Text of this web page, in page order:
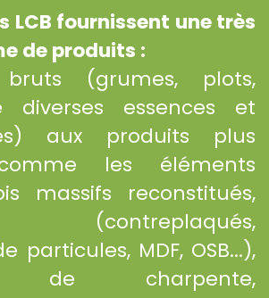
LCB fournissent une très
de produits :
(grumes, plots,
diverses essences et
aux produits plus
les éléments
massifs reconstitués,
(contreplaqués,
particules, MDF, OSB...),
de charpente,